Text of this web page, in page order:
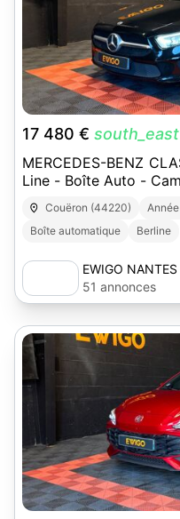
17 480 € south_east
MERCEDES-BENZ
Line - Boîte Auto -
Couëron (44220)
Boîte automatique
Berline
EWIGO
51 annonces